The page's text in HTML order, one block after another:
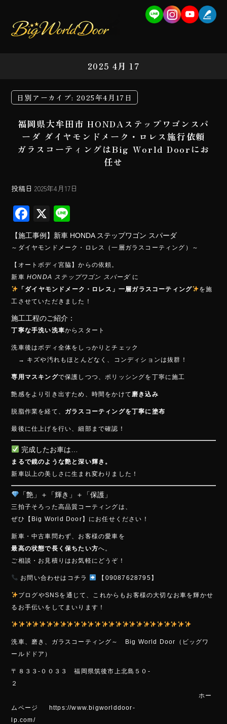
2025 4月 17
日別アーカイブ: 2025年4月17日
福岡県大牟田市 HONDAステップワゴンスパ
ーダ ダイヤモンドメーク・ロレス施行依頼
ガラスコーティングはBig World Doorにお
任せ
投稿日 2025年4月17日
F
ac
e
b
o
ok
X
ne
【施工事例】新車 HONDA ステップワゴン スパーダ
～ダイヤモンドメーク・ロレス（一層ガラスコーティング）～
【オートボディ宮脇】からの依頼。
新車 HONDA ステップワゴン スパーダに
「ダイヤモンドメーク・ロレス」一層ガラスコーティング
を施
工させていただきました！
施工工程のご紹介：
丁寧な手洗い洗車からスタート
洗車後はボディ全体をしっかりとチェック
→ キズや汚れもほとんどなく、コンディションは抜群！
専用マスキングで保護しつつ、ポリッシングを丁寧に施工
艶感をより引き出すため、時間をかけて 磨き込み
脱脂作業を経て、 ガラスコーティングを丁寧に塗布
最後に仕上げを行い、細部まで確認！
完成したお車は…
まるで鏡のような艶と深い輝き。
新車以上の美しさに生まれ変わりました！
「艶」＋「輝き」＋「保護」
三拍子そろった高品質コーティングは、
ぜひ【Big World Door】にお任せください！
新車・中古車問わず、お客様の愛車を
最高の状態で長く保ちたい方へ。
ご相談・お見積りはお気軽にどうぞ！
お問い合わせはコチラ 【09087628795】
ブログやSNSを通じて、これからもお客様の大切なお車を輝かせ
るお手伝いをしてまいります！
洗車、磨き、ガラスコーティング～ Big World Door（ビッグワ
ールドドア）
〒８３３-００３３ 福岡県筑後市上北島５０-
２
ホー
ムページ https://www.bigworlddoor-
lp.com/